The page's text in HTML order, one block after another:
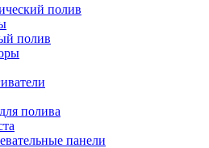
полив
полив
полива
панели